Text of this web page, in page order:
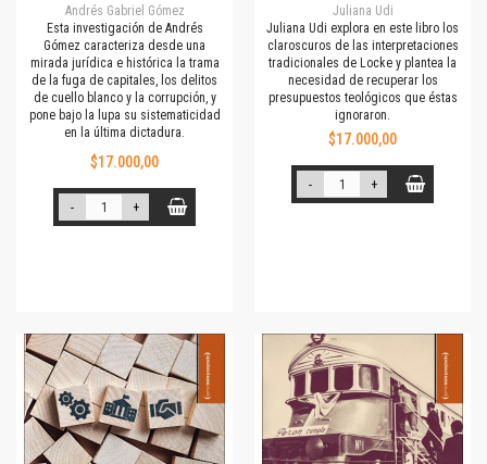
Andrés Gabriel Gómez
Esta investigación de Andrés
Gómez caracteriza desde una
mirada jurídica e histórica la trama
de la fuga de capitales, los delitos
de cuello blanco y la corrupción, y
pone bajo la lupa su sistematicidad
en la última dictadura.
$17.000,00
- +
Juliana Udi
Juliana Udi explora en este libro los
claroscuros de las interpretaciones
tradicionales de Locke y plantea la
necesidad de recuperar los
presupuestos teológicos que éstas
ignoraron.
$17.000,00
- +